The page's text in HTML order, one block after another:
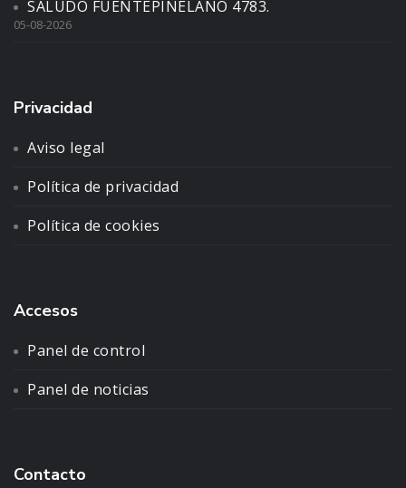
SALUDO FUENTEPIÑELANO 4783.
05-08-2026
Privacidad
Aviso legal
Política de privacidad
Política de cookies
Accesos
Panel de control
Panel de noticias
Contacto